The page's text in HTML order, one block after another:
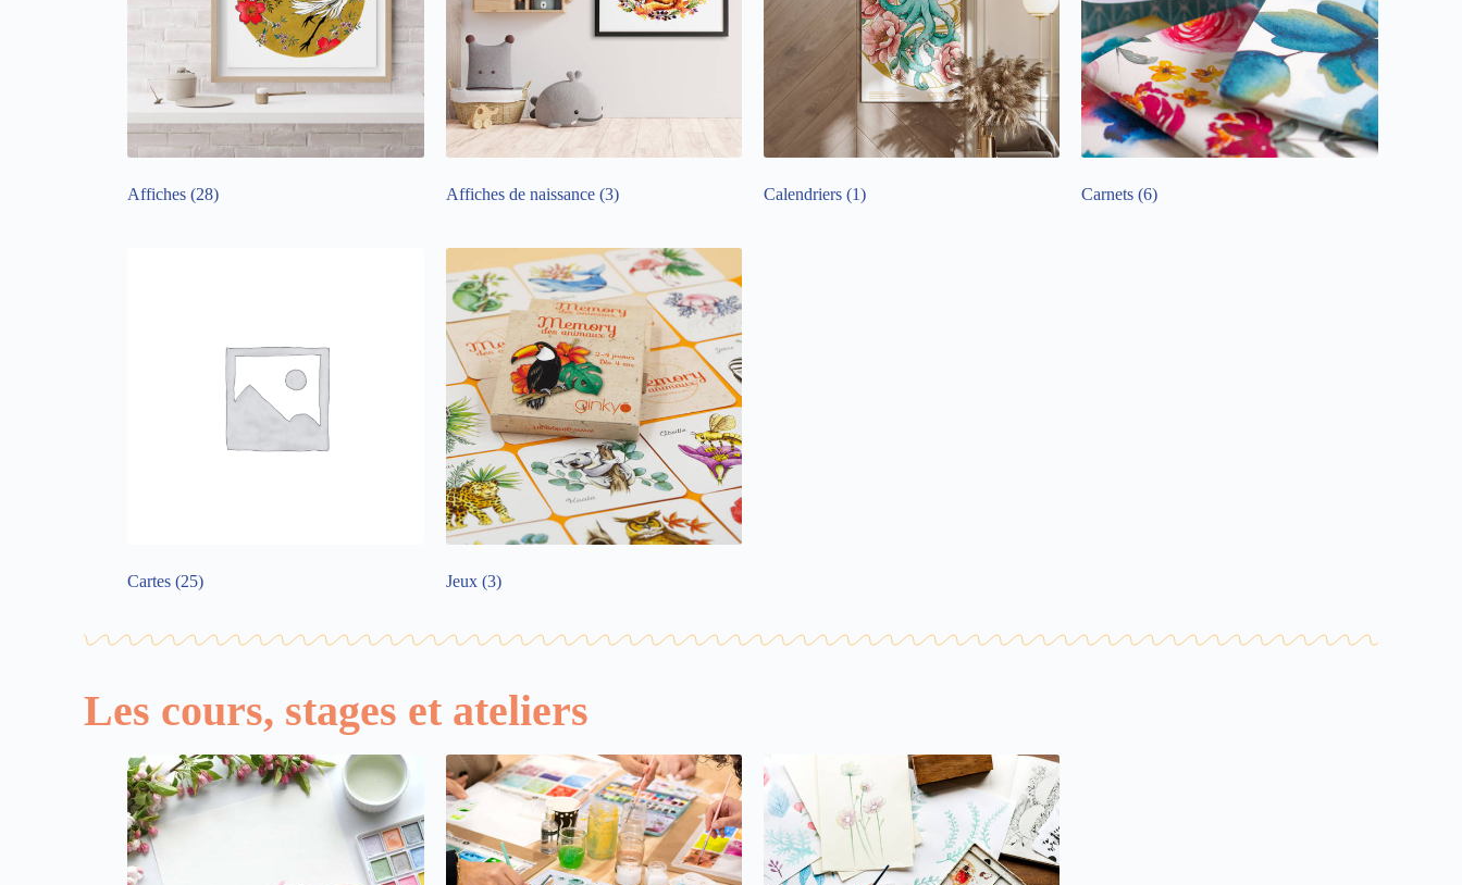
Affiches(28) Affiches de naissance (3) Calendriers (1) Carnets(6)
Cartes(25) Jeux (3)
Les cours, stages et ateliers